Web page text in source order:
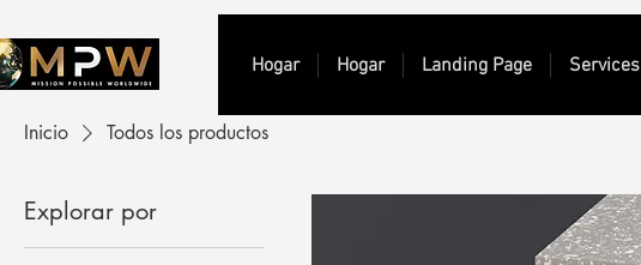
Hogar Hogar Landing Page Services
Inicio Todos los productos
Explorar por